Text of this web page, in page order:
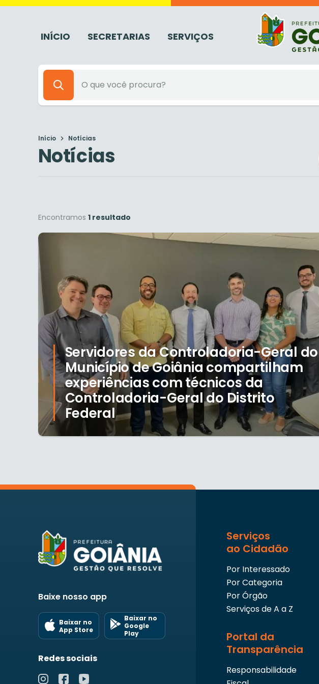
INÍCIO SECRETARIAS SERVIÇOS
Início Notícias
Notícias
Encontramos 1 resultado
Servidores da Controladoria-Geral do
Município de Goiânia compartilham
experiências com técnicos da
Controladoria-Geral do Distrito
Federal
Baixe nosso app
Baixar no
App Store
Baixar no
Google
Play
Redes sociais
Serviços
ao Cidadão
Por Interessado
Por Categoria
Por Órgão
Serviços de A a Z
Portal da
Transparência
Responsabilidade